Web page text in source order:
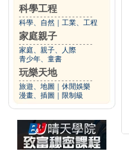
科學工程
科學、自然 工業、工程
家庭親子
家庭、親子、人際
青少年、童書
玩樂天地
旅遊、地圖
休閒娛樂
漫畫、插圖
限制級